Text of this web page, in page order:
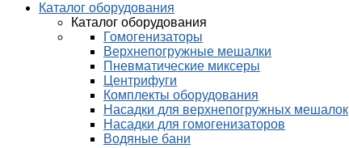
Каталог оборудования
Каталог оборудования
Гомогенизаторы
Верхнепогружные мешалки
Пневматические миксеры
Центрифуги
Комплекты оборудования
Насадки для верхнепогружных мешалок
Насадки для гомогенизаторов
Водяные бани